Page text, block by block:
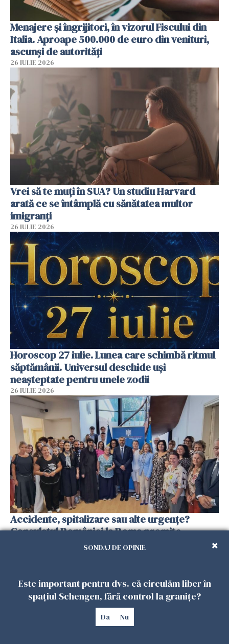
Menajere și îngrijitori, în vizorul Fiscului din
Italia. Aproape 500.000 de euro din venituri,
ascunși de autorități
26 IULIE 2026
Vrei să te muți în SUA? Un studiu Harvard
arată ce se întâmplă cu sănătatea multor
imigranți
26 IULIE 2026
Horoscop 27 iulie. Lunea care schimbă ritmul
săptămânii. Universul deschide uși
neașteptate pentru unele zodii
26 IULIE 2026
Accidente, spitalizare sau alte urgențe?
Consulatul României la Roma promite
intervenții în doar 24 de ore
SONDAJ DE OPINIE
Este important pentru dvs. că circulăm liber în
spațiul Schengen, fără control la granițe?
Da Nu